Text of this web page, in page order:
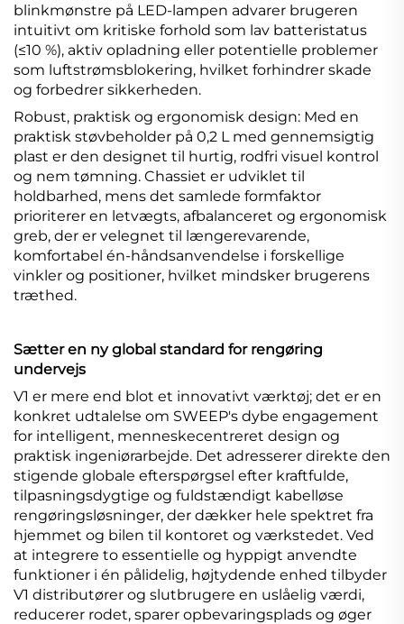
blinkmønstre på LED-lampen advarer brugeren
intuitivt om kritiske forhold som lav batteristatus
(≤10 %), aktiv opladning eller potentielle problemer
som luftstrømsblokering, hvilket forhindrer skade
og forbedrer sikkerheden.
Robust, praktisk og ergonomisk design: Med en
praktisk støvbeholder på 0,2 L med gennemsigtig
plast er den designet til hurtig, rodfri visuel kontrol
og nem tømning. Chassiet er udviklet til
holdbarhed, mens det samlede formfaktor
prioriterer en letvægts, afbalanceret og ergonomisk
greb, der er velegnet til længerevarende,
komfortabel én-håndsanvendelse i forskellige
vinkler og positioner, hvilket mindsker brugerens
træthed.
Sætter en ny global standard for rengøring
undervejs
V1 er mere end blot et innovativt værktøj; det er en
konkret udtalelse om SWEEP's dybe engagement
for intelligent, menneskecentreret design og
praktisk ingeniørarbejde. Det adresserer direkte den
stigende globale efterspørgsel efter kraftfulde,
tilpasningsdygtige og fuldstændigt kabelløse
rengøringsløsninger, der dækker hele spektret fra
hjemmet og bilen til kontoret og værkstedet. Ved
at integrere to essentielle og hyppigt anvendte
funktioner i én pålidelig, højtydende enhed tilbyder
V1 distributører og slutbrugere en uslåelig værdi,
reducerer rodet, sparer opbevaringsplads og øger